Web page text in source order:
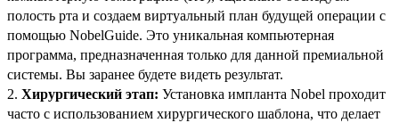
полость рта и создаем виртуальный план будущей операции с
помощью NobelGuide. Это уникальная компьютерная
программа, предназначенная только для данной премиальной
системы. Вы заранее будете видеть результат.
Хирургический этап: Установка импланта Nobel проходит
часто с использованием хирургического шаблона, что делает